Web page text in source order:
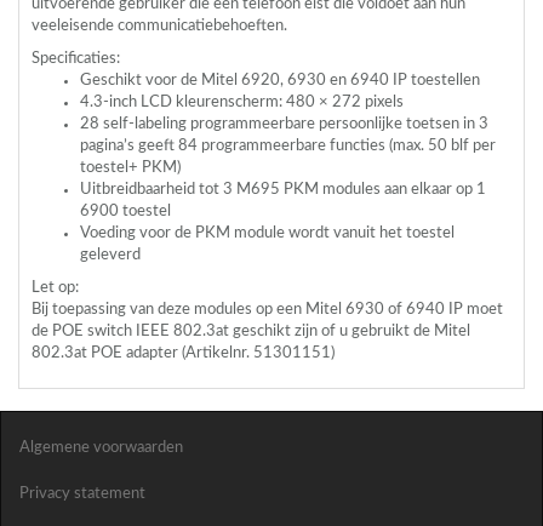
uitvoerende gebruiker die een telefoon eist die voldoet aan hun
veeleisende communicatiebehoeften.
Specificaties:
Geschikt voor de Mitel 6920, 6930 en 6940 IP toestellen
4.3-inch LCD kleurenscherm: 480 × 272 pixels
28 self-labeling programmeerbare persoonlijke toetsen in 3
pagina’s geeft 84 programmeerbare functies (max. 50 blf per
toestel+ PKM )
Uitbreidbaarheid tot 3 M695 PKM modules aan elkaar op 1
6900 toestel
Voeding voor de PKM module wordt vanuit het toestel
geleverd
Let op:
Bij toepassing van deze modules op een Mitel 6930 of 6940 IP moet
de POE switch IEEE 802.3at geschikt zijn of u gebruikt de Mitel
802.3at POE adapter (Artikelnr. 51301151)
Algemene voorwaarden
Privacy statement